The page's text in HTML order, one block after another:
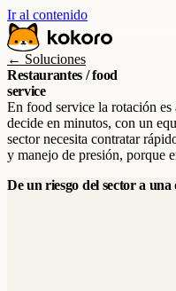
Ir al contenido
← Soluciones
Restaurantes / food
service
En food service la rotación
decide en minutos, con un
sector necesita contratar
y manejo de presión, porque
De un riesgo del sector a